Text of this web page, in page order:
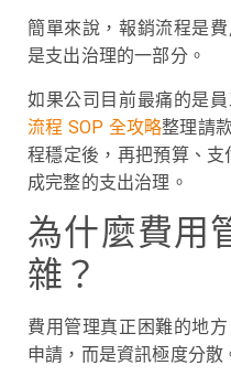
簡單來說，報銷流程是
是支出治理的一部分。
如果公司目前最痛的是
流程 SOP 全攻略整理請
程穩定後，再把預算、
成完整的支出治理。
為什麼費用
雜？
費用管理真正困難的地
申請，而是資訊極度分散